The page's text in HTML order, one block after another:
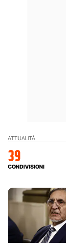
ATTUALITÀ
39
CONDIVISIONI